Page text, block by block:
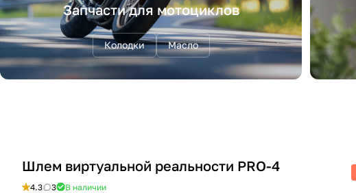
Запчасти для мотоциклов
Колодки Масло
Шлем виртуальной реальности PRO-4
4.3 3 В наличии